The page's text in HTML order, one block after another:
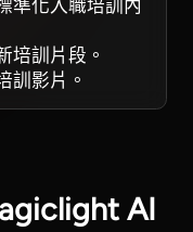
準化入職培訓內
培訓片段。
訓影片。
AI